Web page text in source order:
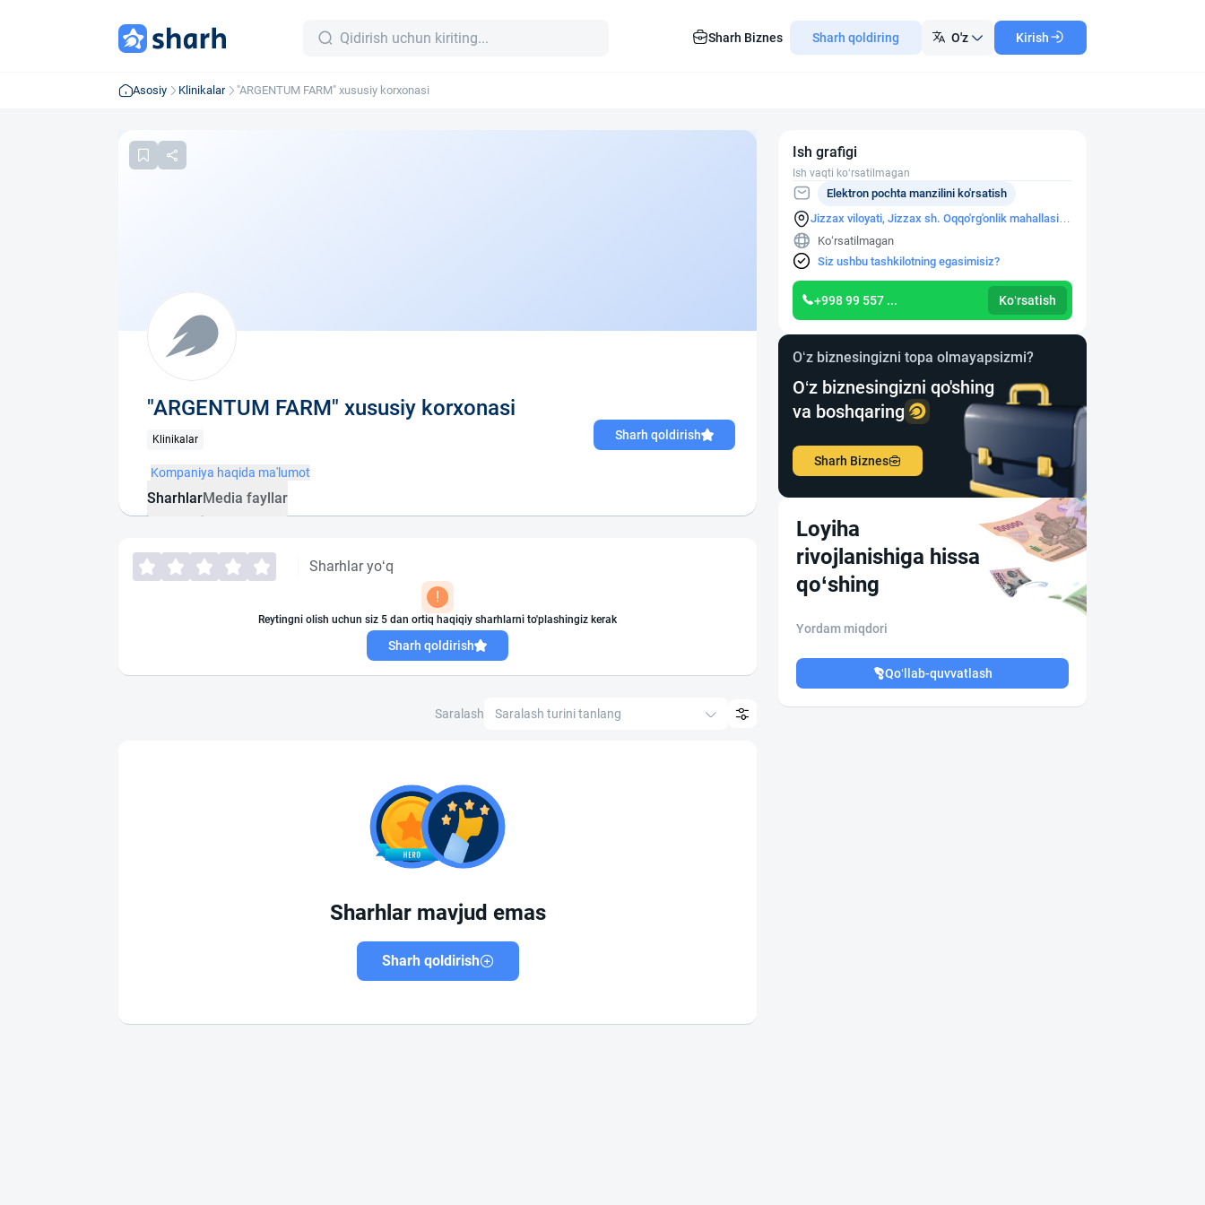
Sharh Biznes Sharh qoldiring O'z Kirish
Asosiy Klinikalar "ARGENTUM FARM" xususiy korxonasi
"ARGENTUM FARM" xususiy korxonasi
Klinikalar Sharh qoldirish
Kompaniya haqida ma'lumot
SharhlarMedia fayllar
Sharhlar yo‘q
!
Reytingni olish uchun siz 5 dan ortiq haqiqiy sharhlarni to'plashingiz kerak
Sharh qoldirish
Saralash Saralash turini tanlang
Sharhlar mavjud emas
Sharh qoldirish
Ish grafigi
Ish vaqti ko‘rsatilmagan
Jizzax viloyati, Jizzax sh. Oqqo'rg'onlik mahallasi,
O.Saidnasimov ko'chasi, 63-uy
Elektron pochta manzilini ko'rsatish
Ko‘rsatilmagan
Siz ushbu tashkilotning egasimisiz?
+998 99 557 ... Ko‘rsatish
O‘z biznesingizni topa olmayapsizmi?
O‘z biznesingizni qo'shing
va boshqaring
Sharh Biznes
Loyiha
rivojlanishiga hissa
qo‘shing
Yordam miqdori
Qo‘llab-quvvatlash